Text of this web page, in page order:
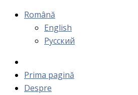
Română
English
Русский
Prima pagină
Despre